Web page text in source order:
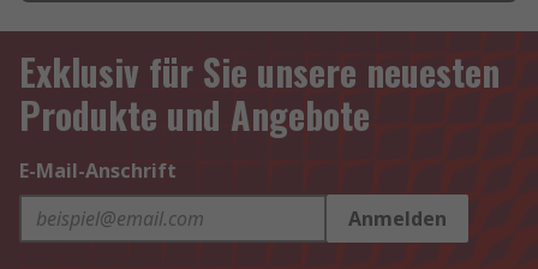
Exklusiv für Sie unsere neuesten
Produkte und Angebote
E-Mail-Anschrift
Anmelden